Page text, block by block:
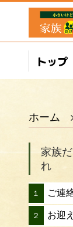
トップ
ホーム
家族
れ
１ ご連
２ お迎え